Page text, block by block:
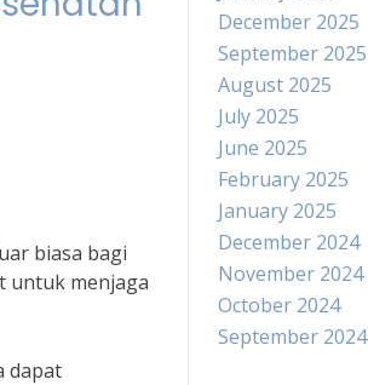
biasa bagi
untuk menjaga
dapat
December 2025
September 2025
August 2025
July 2025
June 2025
February 2025
January 2025
December 2024
November 2024
October 2024
September 2024